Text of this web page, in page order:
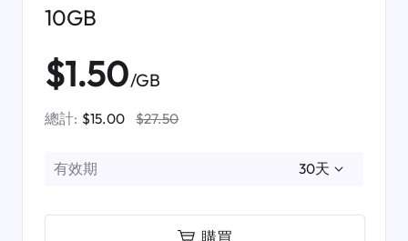
10GB
$1.50/GB
總計: $15.00 $27.50
有效期